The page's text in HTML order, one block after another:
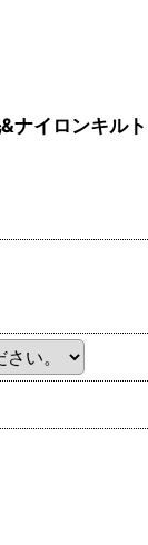
ナイロンキ